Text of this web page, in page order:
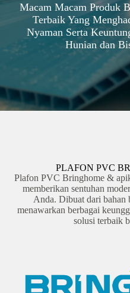
Macam Macam Produk
Terbaik Yang
Nyaman Serta
Hunian dan
PLAFON PVC
Plafon PVC Bringhome &
memberikan sentuhan
Anda. Dibuat dari
menawarkan berbagai
solusi terbaik